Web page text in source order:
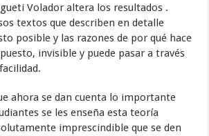
Volador altera los resultados .
textos que describen en detalle
posible y las razones de por qué hace
invisible y puede pasar a través
ahora se dan cuenta lo importante
se les enseña esta teoría
imprescindible que se den